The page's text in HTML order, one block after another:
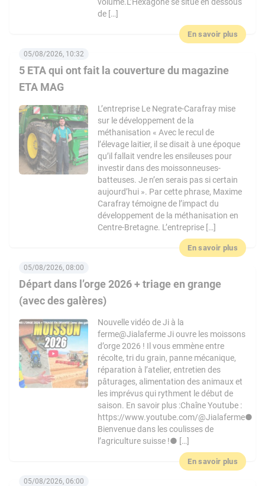
de […]
En savoir plus
5 ETA qui ont fait la couverture du magazine
ETA MAG
05/08/2026, 10:32
L’entreprise Le Negrate-Carafray mise
sur le développement de la
méthanisation « Avec le recul de
l’élevage laitier, il se disait à une époque
qu’il fallait vendre les ensileuses pour
investir dans des moissonneuses-
batteuses. Je n’en serais pas si certain
aujourd’hui ». Par cette phrase, Maxime
Carafray témoigne de l’impact du
développement de la méthanisation en
Centre-Bretagne. L’entreprise […]
En savoir plus
Départ dans l’orge 2026 + triage en grange
(avec des galères)
05/08/2026, 08:00
Nouvelle vidéo de Ji à la
ferme@Jialaferme Ji ouvre les moissons
d’orge 2026 ! Il vous emmène entre
récolte, tri du grain, panne mécanique,
réparation à l’atelier, entretien des
pâturages, alimentation des animaux et
les imprévus qui rythment le début de
saison. En savoir plus :Chaîne Youtube :
https://www.youtube.com/@Jialaferme●
Bienvenue dans les coulisses de
l’agriculture suisse !● […]
En savoir plus
05/08/2026, 06:00